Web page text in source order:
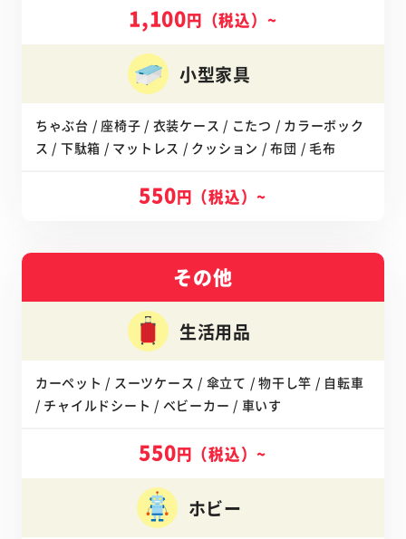
1,100円（税込）~
小型家具
ちゃぶ台 / 座椅子 / 衣装ケース / こたつ / カラーボック
ス / 下駄箱 / マットレス / クッション / 布団 / 毛布
550円（税込）~
その他
生活用品
カーペット / スーツケース / 傘立て / 物干し竿 / 自転車
/ チャイルドシート / ベビーカー / 車いす
550円（税込）~
ホビー